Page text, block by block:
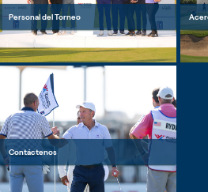
Personal del Torneo
Contáctenos